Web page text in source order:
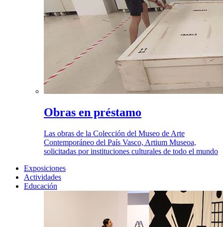
Obras en préstamo
Las obras de la Colección del Museo de Arte
Contemporáneo del País Vasco, Artium Museoa,
solicitadas por instituciones culturales de todo el mundo
Exposiciones
Actividades
Educación